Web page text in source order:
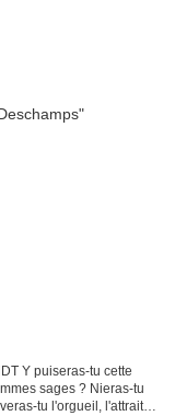
Y puiseras-tu cette
sages ? Nieras-tu
tu l'orgueil, l'attrait